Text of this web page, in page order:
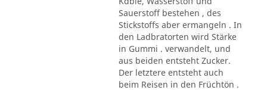
Sauerstoff bestehen , des
Stickstoffs aber ermangeln . In
den Ladbratorten wird Stärke
in Gummi . verwandelt, und
aus beiden entsteht Zucker.
Der letztere entsteht auch
beim Reisen in den Früchtön .